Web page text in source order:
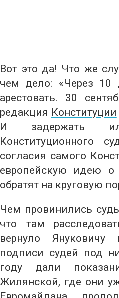
Вот это да! Что же
чем дело: «Через 10
арестовать. 30
редакция Конституции
И задержать
Конституционного
согласия самого
европейскую идею о
обратят на круговую
Чем провинились
что там
вернуло
подписи судей под
году дали
Жилянской, где они